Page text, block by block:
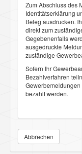
Zum Abschluss des
Identitätserklärung
Beleg ausdrucken.
direkt zum
Gegebenenfalls
ausgedruckte
zuständige
Sofern Ihr
Bezahlverfahren
bezahlt werden.